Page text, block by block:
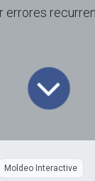
errores
Moldeo Interactive